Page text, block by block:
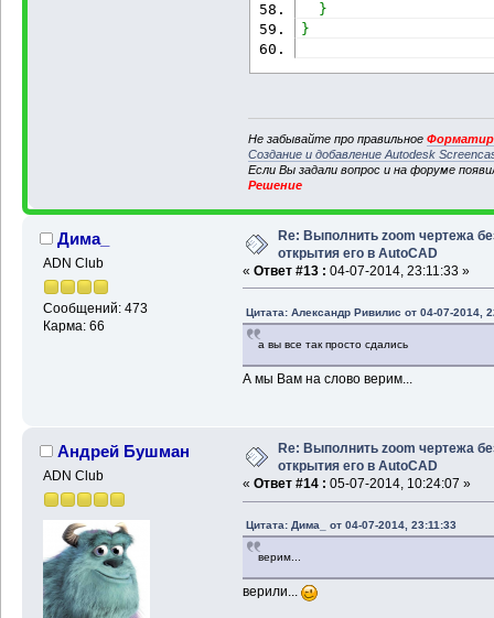
}
}
Не забывайте про правильное
Создание и добавление Autodesk
Если Вы задали вопрос и на форуме
Решение
Дима_
ADN Club
Сообщений: 473
Карма: 66
Re: Выполнить zoom чертежа
открытия его в AutoCAD
« Ответ #13 : 04-07-2014, 23:11:33 »
Цитата: Александр Ривилис от 04-07-2014,
а вы все так просто сдались
А мы Вам на слово верим...
Андрей Бушман
ADN Club
Re: Выполнить zoom чертежа
открытия его в AutoCAD
« Ответ #14 : 05-07-2014, 10:24:07 »
Цитата: Дима_ от 04-07-2014, 23:11:33
верим...
верили...